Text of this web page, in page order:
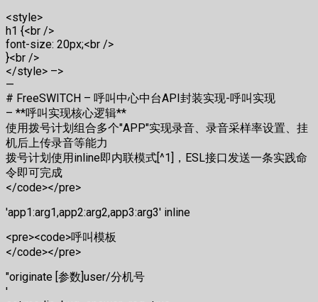
<style>
h1 {<br />
font-size: 20px;<br />
}<br />
</style> –>
—
# FreeSWITCH – 呼叫中心中台API封装实现-呼叫实现
– **呼叫实现核心逻辑**
使用拨号计划组合多个"APP"实现录音、录音采样率设置、挂
机后上传录音等能力
拨号计划使用inline即内联模式[^1]，ESL接口发送一条实践命
令即可完成
</code></pre>
'app1:arg1,app2:arg2,app3:arg3' inline
<pre><code>呼叫模板
</code></pre>
"originate [参数]user/分机号
'